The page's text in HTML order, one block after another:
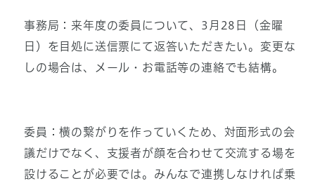
事務局：来年度の委員について、3月28日（金曜
日）を目処に送信票にて返答いただきたい。変更な
しの場合は、メール・お電話等の連絡でも結構。
委員：横の繋がりを作っていくため、対面形式の会
議だけでなく、支援者が顔を合わせて交流する場を
設けることが必要では。みんなで連携しなければ乗